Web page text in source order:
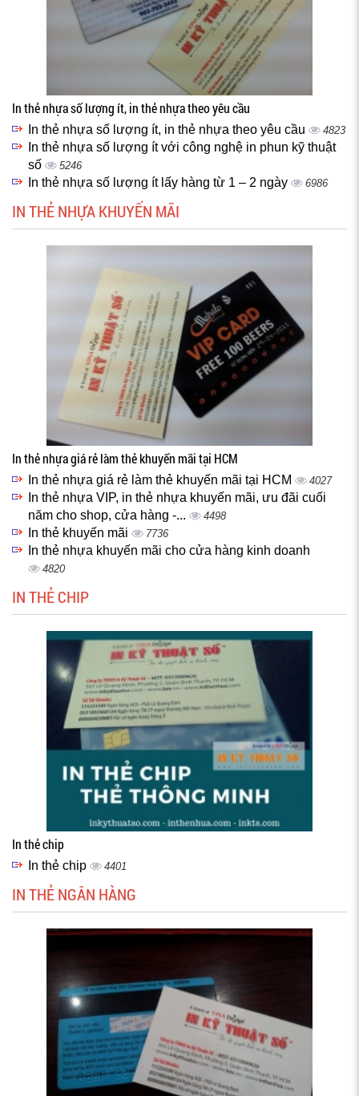
In thẻ nhựa số lượng ít, in thẻ nhựa theo yêu cầu
In thẻ nhựa số lượng ít, in thẻ nhựa theo yêu cầu 4823
In thẻ nhựa số lượng ít với công nghệ in phun kỹ thuật
số
5246
In thẻ nhựa số lượng ít lấy hàng từ 1 – 2 ngày 6986
IN THẺ NHỰA KHUYẾN MÃI
In thẻ nhựa giá rẻ làm thẻ khuyến mãi tại HCM
In thẻ nhựa giá rẻ làm thẻ khuyến mãi tại HCM 4027
In thẻ nhựa VIP, in thẻ nhựa khuyến mãi, ưu đãi cuối
năm cho shop, cửa hàng -...
4498
In thẻ khuyến mãi 7736
In thẻ nhựa khuyến mãi cho cửa hàng kinh doanh
4820
IN THẺ CHIP
In thẻ chip
In thẻ chip 4401
IN THẺ NGÂN HÀNG